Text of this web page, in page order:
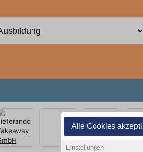
Alle Cookies
Einstellungen